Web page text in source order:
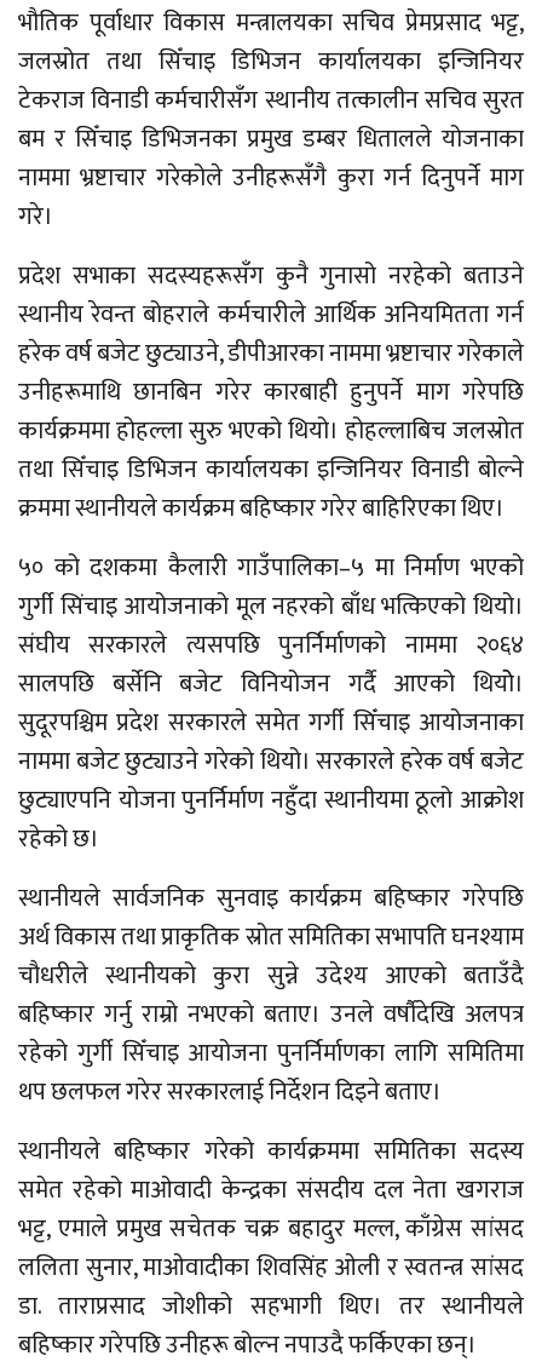
भौतिक पूर्वाधार विकास मन्त्रालयका सचिव प्रेमप्रसाद भट्ट,
जलस्रोत तथा सिँचाइ डिभिजन कार्यालयका इन्जिनियर
टेकराज विनाडी कर्मचारीसँग स्थानीय तत्कालीन सचिव सुरत
बम र सिँचाइ डिभिजनका प्रमुख डम्बर धितालले योजनाका
नाममा भ्रष्टाचार गरेकोले उनीहरूसँगै कुरा गर्न दिनुपर्ने माग
गरे।
प्रदेश सभाका सदस्यहरूसँग कुनै गुनासो नरहेको बताउने
स्थानीय रेवन्त बोहराले कर्मचारीले आर्थिक अनियमितता गर्न
हरेक वर्ष बजेट छुट्याउने, डीपीआरका नाममा भ्रष्टाचार गरेकाले
उनीहरूमाथि छानबिन गरेर कारबाही हुनुपर्ने माग गरेपछि
कार्यक्रममा होहल्ला सुरु भएको थियो। होहल्लाबिच जलस्रोत
तथा सिँचाइ डिभिजन कार्यालयका इन्जिनियर विनाडी बोल्ने
क्रममा स्थानीयले कार्यक्रम बहिष्कार गरेर बाहिरिएका थिए।
५० को दशकमा कैलारी गाउँपालिका–५ मा निर्माण भएको
गुर्गी सिंचाइ आयोजनाको मूल नहरको बाँध भत्किएको थियो।
संघीय सरकारले त्यसपछि पुनर्निर्माणको नाममा २०६४
सालपछि बर्सेनि बजेट विनियोजन गर्दै आएको थियोे।
सुदूरपश्चिम प्रदेश सरकारले समेत गर्गी सिँचाइ आयोजनाका
नाममा बजेट छुट्याउने गरेको थियो। सरकारले हरेक वर्ष बजेट
छुट्याएपनि योजना पुनर्निर्माण नहुँदा स्थानीयमा ठूलो आक्रोश
रहेको छ।
स्थानीयले सार्वजनिक सुनवाइ कार्यक्रम बहिष्कार गरेपछि
अर्थ विकास तथा प्राकृतिक स्रोत समितिका सभापति घनश्याम
चौधरीले स्थानीयको कुरा सुन्ने उदेश्य आएको बताउँदै
बहिष्कार गर्नु राम्रो नभएको बताए। उनले वर्षाैदेखि अलपत्र
रहेको गुर्गी सिँचाइ आयोजना पुनर्निर्माणका लागि समितिमा
थप छलफल गरेर सरकारलाई निर्देशन दिइने बताए।
स्थानीयले बहिष्कार गरेको कार्यक्रममा समितिका सदस्य
समेत रहेको माओवादी केन्द्रका संसदीय दल नेता खगराज
भट्ट, एमाले प्रमुख सचेतक चक्र बहादुर मल्ल, काँग्रेस सांसद
ललिता सुनार, माओवादीका शिवसिंह ओली र स्वतन्त्र सांसद
डा. ताराप्रसाद जोशीको सहभागी थिए। तर स्थानीयले
बहिष्कार गरेपछि उनीहरू बोल्न नपाउदै फर्किएका छन्।